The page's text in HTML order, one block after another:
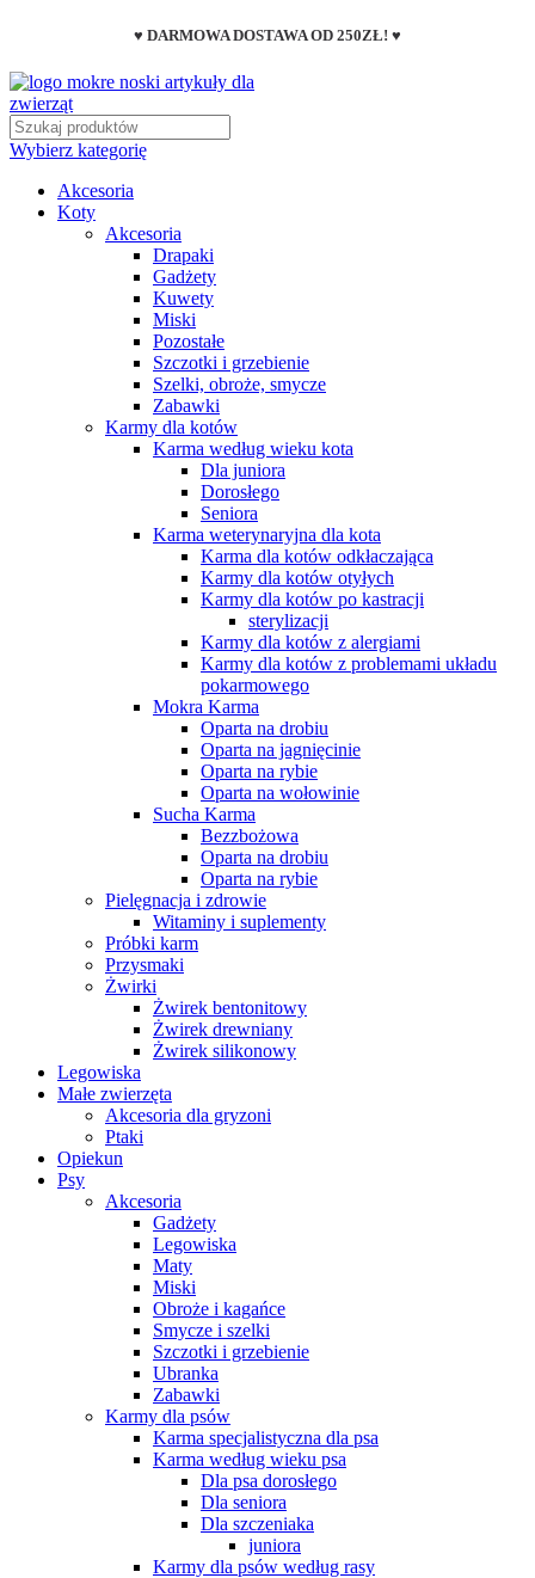
♥ DARMOWA DOSTAWA OD 250ZŁ! ♥
Wybierz kategorię
Akcesoria
Koty
Akcesoria
Drapaki
Gadżety
Kuwety
Miski
Pozostałe
Szczotki i grzebienie
Szelki, obroże, smycze
Zabawki
Karmy dla kotów
Karma według wieku kota
Dla juniora
Dorosłego
Seniora
Karma weterynaryjna dla kota
Karma dla kotów odkłaczająca
Karmy dla kotów otyłych
Karmy dla kotów po kastracji
sterylizacji
Karmy dla kotów z alergiami
Karmy dla kotów z problemami układu
pokarmowego
Mokra Karma
Oparta na drobiu
Oparta na jagnięcinie
Oparta na rybie
Oparta na wołowinie
Sucha Karma
Bezzbożowa
Oparta na drobiu
Oparta na rybie
Pielęgnacja i zdrowie
Witaminy i suplementy
Próbki karm
Przysmaki
Żwirki
Żwirek bentonitowy
Żwirek drewniany
Żwirek silikonowy
Legowiska
Małe zwierzęta
Akcesoria dla gryzoni
Ptaki
Opiekun
Psy
Akcesoria
Gadżety
Legowiska
Maty
Miski
Obroże i kagańce
Smycze i szelki
Szczotki i grzebienie
Ubranka
Zabawki
Karmy dla psów
Karma specjalistyczna dla psa
Karma według wieku psa
Dla psa dorosłego
Dla seniora
Dla szczeniaka
juniora
Karmy dla psów według rasy